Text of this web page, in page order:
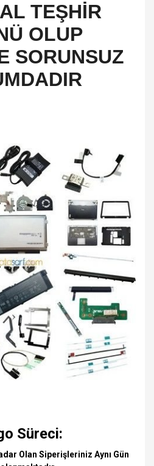
TEŞHİR
OLUP
SORUNSUZ
Süreci:
Olan Siperişleriniz Aynı Gün